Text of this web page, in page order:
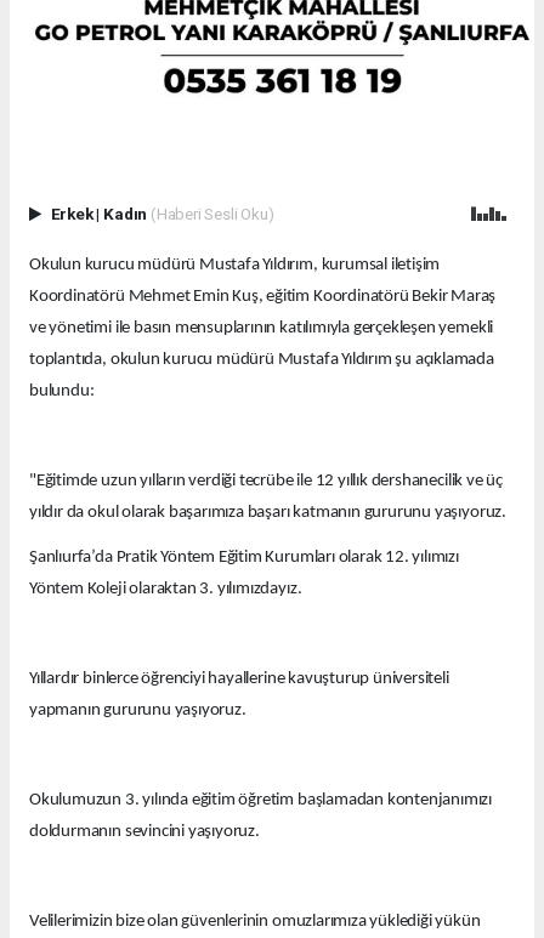
Erkek| Kadın (Haberi Sesli Oku)
Okulun kurucu müdürü Mustafa Yıldırım, kurumsal iletişim
Koordinatörü Mehmet Emin Kuş, eğitim Koordinatörü Bekir Maraş
ve yönetimi ile basın mensuplarının katılımıyla gerçekleşen yemekli
toplantıda, okulun kurucu müdürü Mustafa Yıldırım şu açıklamada
bulundu:
"Eğitimde uzun yılların verdiği tecrübe ile 12 yıllık dershanecilik ve üç
yıldır da okul olarak başarımıza başarı katmanın gururunu yaşıyoruz.
Şanlıurfa’da Pratik Yöntem Eğitim Kurumları olarak 12. yılımızı
Yöntem Koleji olaraktan 3. yılımızdayız.
Yıllardır binlerce öğrenciyi hayallerine kavuşturup üniversiteli
yapmanın gururunu yaşıyoruz.
Okulumuzun 3. yılında eğitim öğretim başlamadan kontenjanımızı
doldurmanın sevincini yaşıyoruz.
Velilerimizin bize olan güvenlerinin omuzlarımıza yüklediği yükün